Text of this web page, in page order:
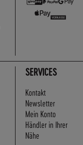
SERVICES
Kontakt
Newsletter
Mein Konto
Händler in Ihrer
Nähe